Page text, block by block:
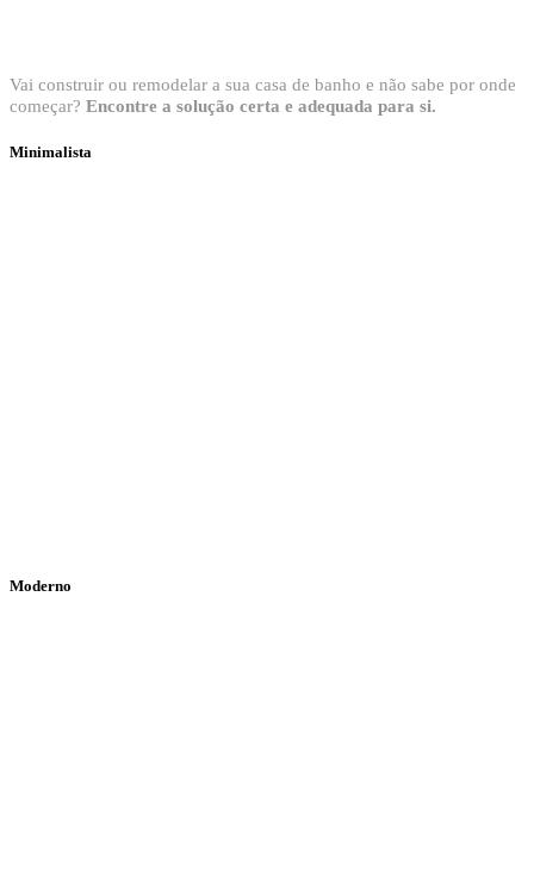
Vai construir ou remodelar a sua casa de banho e não sabe por onde
começar? Encontre a solução certa e adequada para si.
Minimalista
Moderno